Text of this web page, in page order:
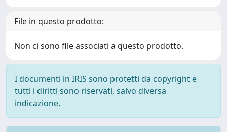
File in questo prodotto:
Non ci sono file associati a questo prodotto.
I documenti in IRIS sono protetti da copyright e
tutti i diritti sono riservati, salvo diversa
indicazione.